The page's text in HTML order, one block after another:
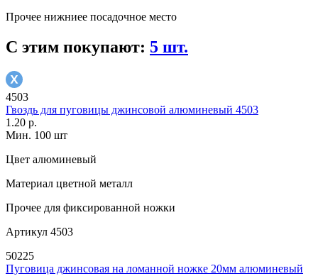
Прочее нижниее посадочное место
С этим покупают: 5 шт.
4503
Гвоздь для пуговицы джинсовой алюминевый 4503
1.20 р.
Мин. 100 шт
Цвет алюминевый
Материал цветной металл
Прочее для фиксированной ножки
Артикул 4503
50225
Пуговица джинсовая на ломанной ножке 20мм алюминевый